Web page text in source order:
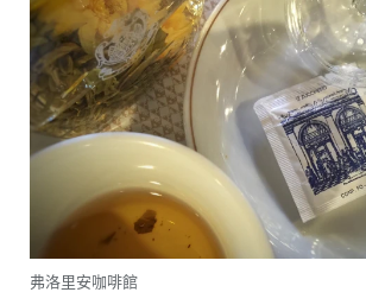
弗洛里安咖啡館